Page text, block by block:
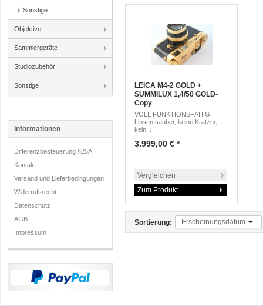
Sonstige
Objektive
Sammlergeräte
Studiozubehör
Sonstige
Informationen
Differenzbesteuerung §25A
Kontakt
Versand und Lieferbedingungen
Widerrufsrecht
Datenschutz
AGB
Impressum
LEICA M4-2 GOLD +
SUMMILUX 1,4/50 GOLD-
Copy
VOLL FUNKTIONSFÄHIG !
Linsen sauber, keine Kratzer,
kein...
3.999,00 € *
Vergleichen
Zum Produkt
Sortierung: Erscheinungsdatum